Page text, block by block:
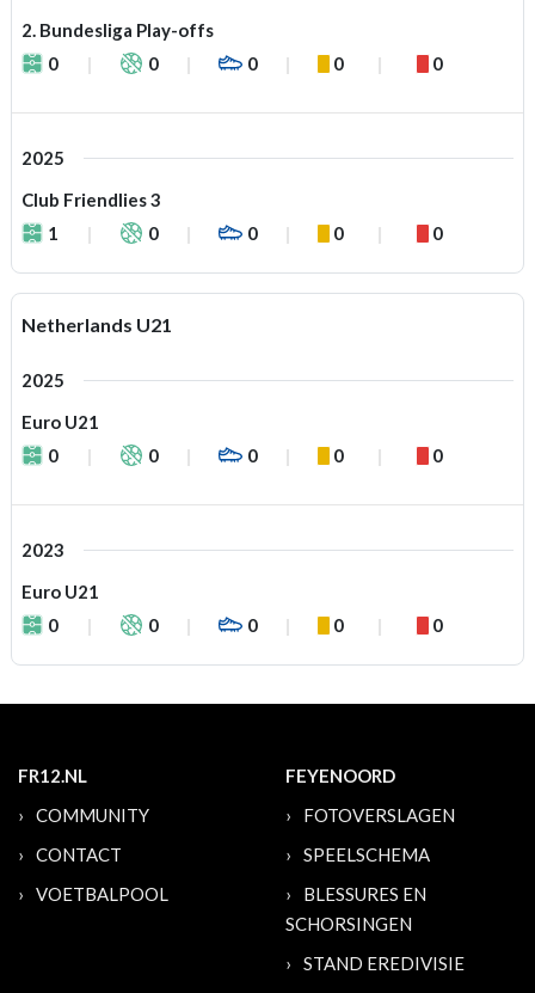
2. Bundesliga Play-offs
0
0 0 0 0
2025
Club Friendlies 3
1
0 0 0 0
Netherlands U21
2025
Euro U21
0
0 0 0 0
2023
Euro U21
0
0 0 0 0
FR12.NL
COMMUNITY
CONTACT
VOETBALPOOL
FEYENOORD
FOTOVERSLAGEN
SPEELSCHEMA
BLESSURES EN
SCHORSINGEN
STAND EREDIVISIE